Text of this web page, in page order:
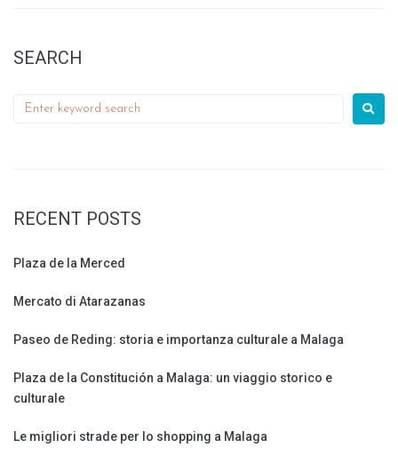
SEARCH
RECENT POSTS
Plaza de la Merced
Mercato di Atarazanas
Paseo de Reding: storia e importanza culturale a Malaga
Plaza de la Constitución a Malaga: un viaggio storico e
culturale
Le migliori strade per lo shopping a Malaga